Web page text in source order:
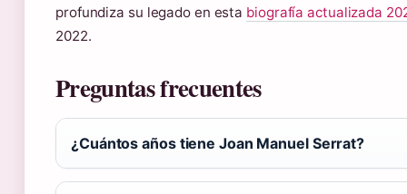
profundiza su legado en esta biografía actualizada
2022.
Preguntas frecuentes
¿Cuántos años tiene Joan Manuel Serrat?